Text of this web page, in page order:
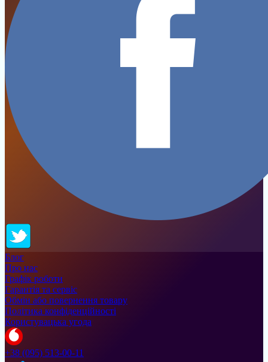
Блог
Про нас
Графік роботи
Гарантія та сервіс
Обмін або повернення товару
Політика конфіденційності
Користувацька угода
+38 (095) 513-00-11